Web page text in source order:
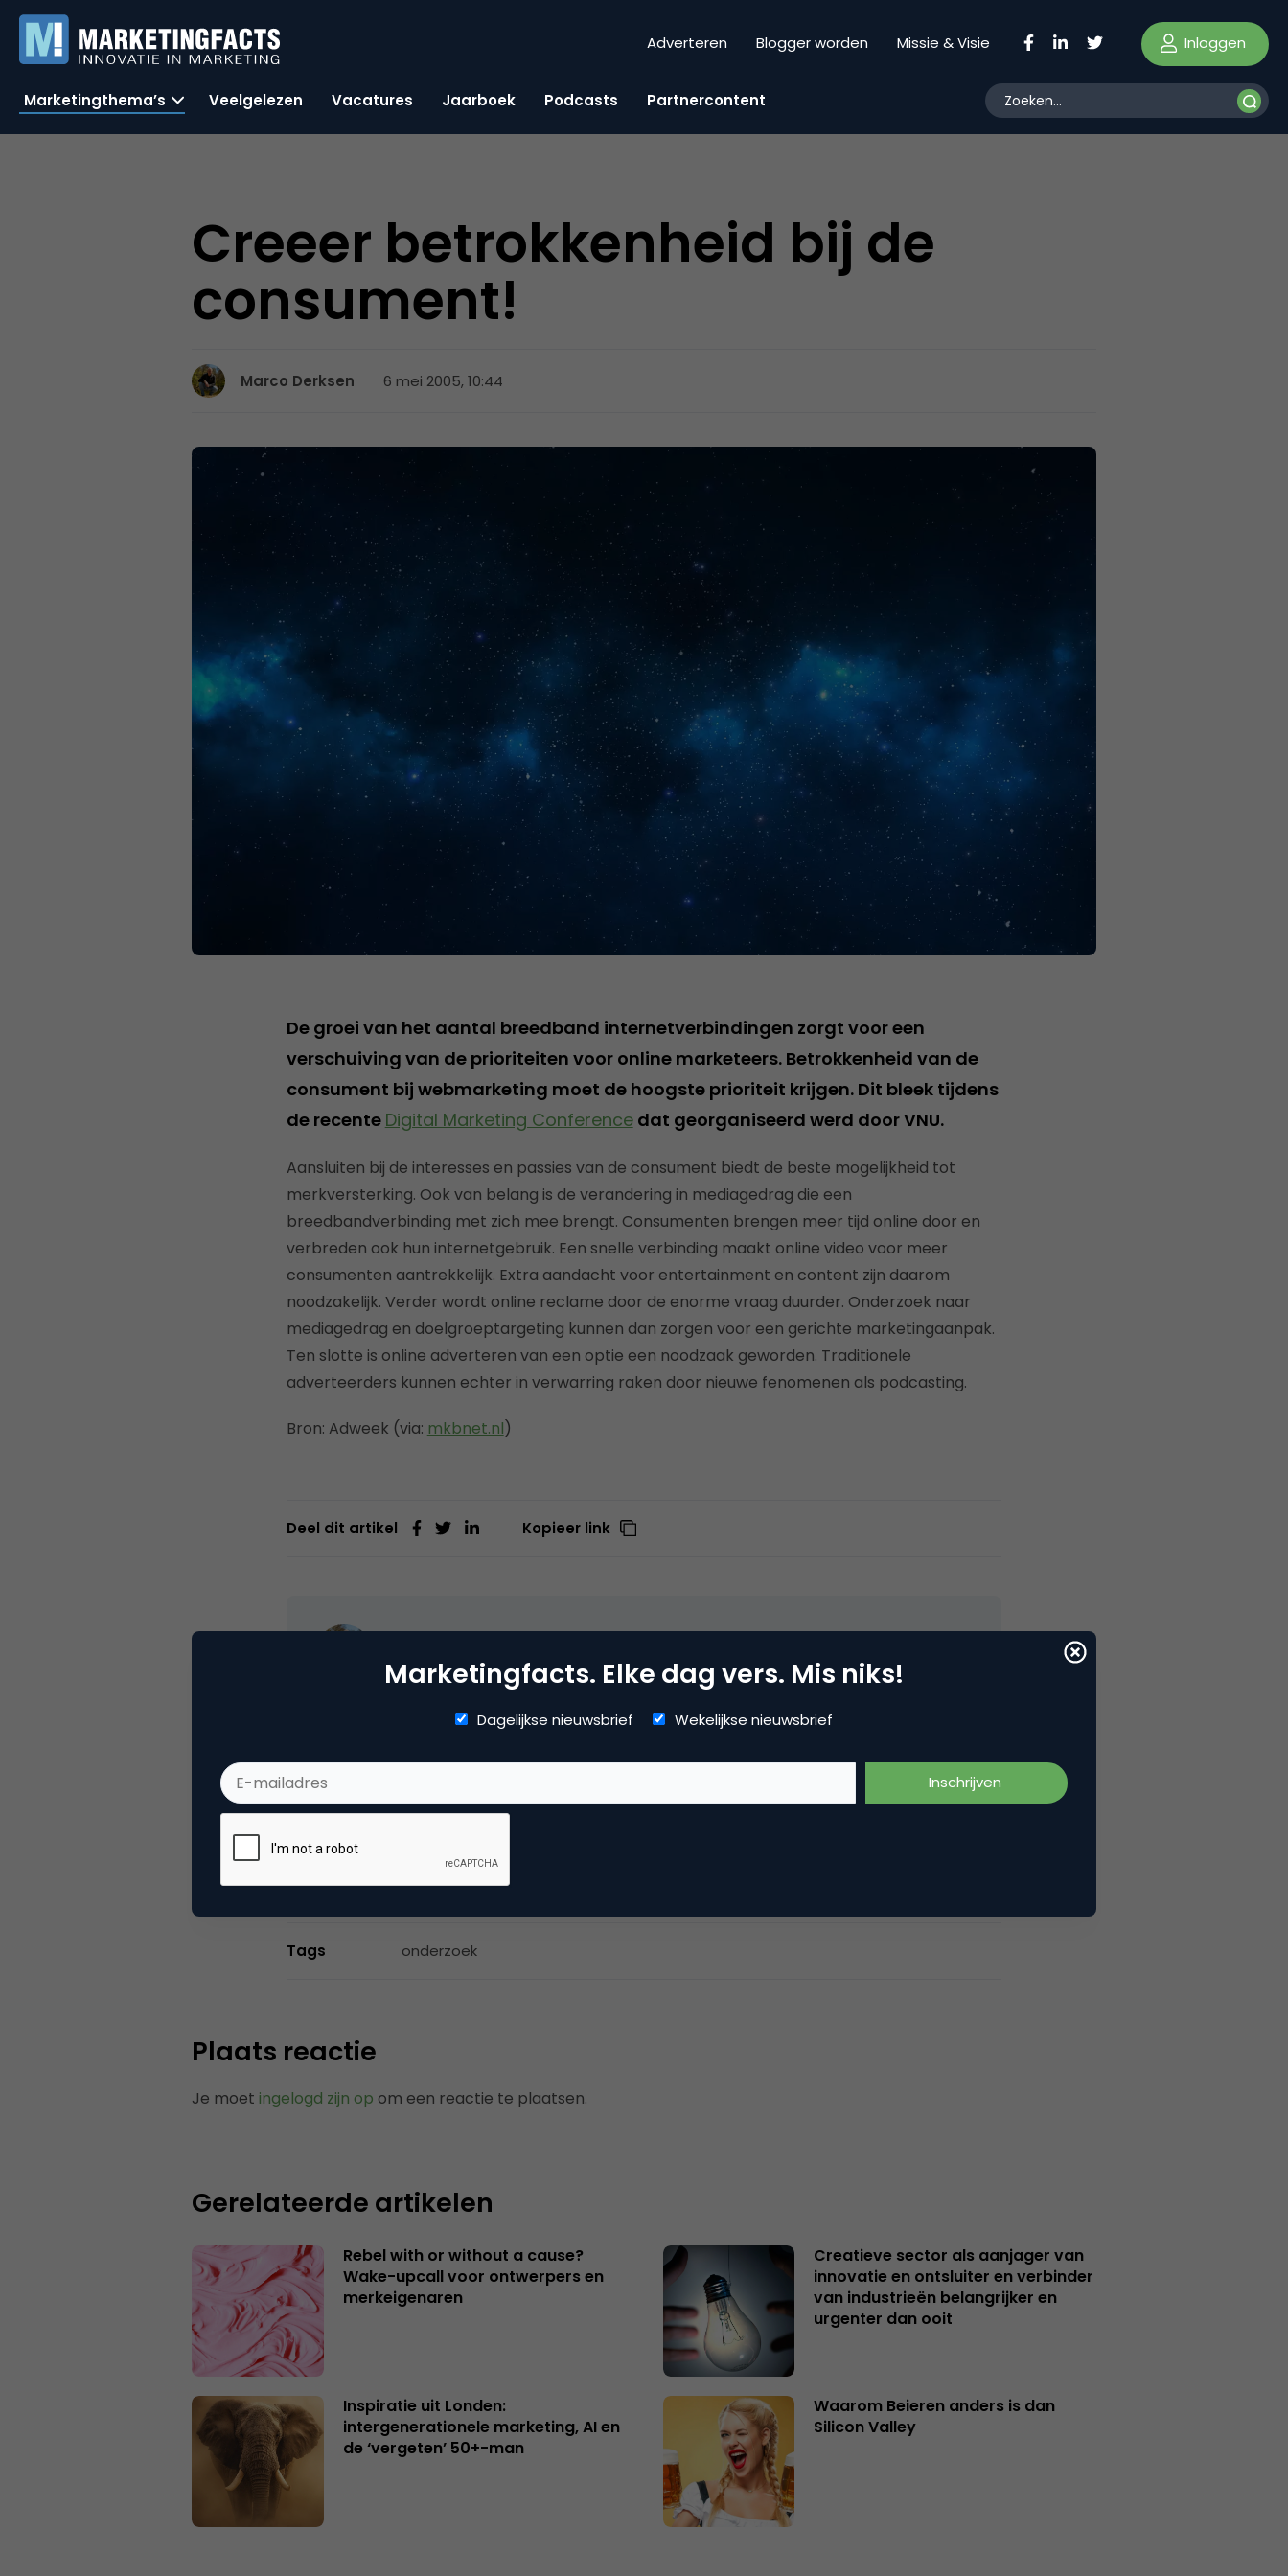
Adverteren Blogger worden Missie & Visie Inloggen
Marketingthema’s Veelgelezen Vacatures Jaarboek Podcasts Partnercontent
Creeer betrokkenheid bij de
consument!
Marco Derksen 6 mei 2005, 10:44
De groei van het aantal breedband internetverbindingen zorgt voor een
verschuiving van de prioriteiten voor online marketeers. Betrokkenheid van de
consument bij webmarketing moet de hoogste prioriteit krijgen. Dit bleek tijdens
de recente Digital Marketing Conferencedat georganiseerd werd door VNU.
Aansluiten bij de interesses en passies van de consument biedt de beste mogelijkheid tot
merkversterking. Ook van belang is de verandering in mediagedrag die een
breedbandverbinding met zich mee brengt. Consumenten brengen meer tijd online door en
verbreden ook hun internetgebruik. Een snelle verbinding maakt online video voor meer
consumenten aantrekkelijk. Extra aandacht voor entertainment en content zijn daarom
noodzakelijk. Verder wordt online reclame door de enorme vraag duurder. Onderzoek naar
mediagedrag en doelgroeptargeting kunnen dan zorgen voor een gerichte marketingaanpak.
Ten slotte is online adverteren van een optie een noodzaak geworden. Traditionele
adverteerders kunnen echter in verwarring raken door nieuwe fenomenen als podcasting.
Bron: Adweek (via: mkbnet.nl)
Deel dit artikel Kopieer link
Partner bijUpstream
Oprichter/partner Upstream, Marketingfacts, Arnhem Direct, SportNext, TravelNext, RvT
Categorie
Tags onderzoek
Plaats reactie
Je moet ingelogd zijn op om een reactie te plaatsen.
Gerelateerde artikelen
Rebel with or without a cause?
Wake-upcall voor ontwerpers en
merkeigenaren
Creatieve sector als aanjager van
innovatie en ontsluiter en verbinder
van industrieën belangrijker en
urgenter dan ooit
Inspiratie uit Londen:
intergenerationele marketing, AI en
de ‘vergeten’ 50+-man
Waarom Beieren anders is dan
Silicon Valley
Marketingfacts. Elke dag vers. Mis niks!
Dagelijkse nieuwsbrief Wekelijkse nieuwsbrief